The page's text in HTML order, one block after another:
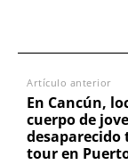
Artículo anterior
En Cancún,
cuerpo de
desaparecido
tour en